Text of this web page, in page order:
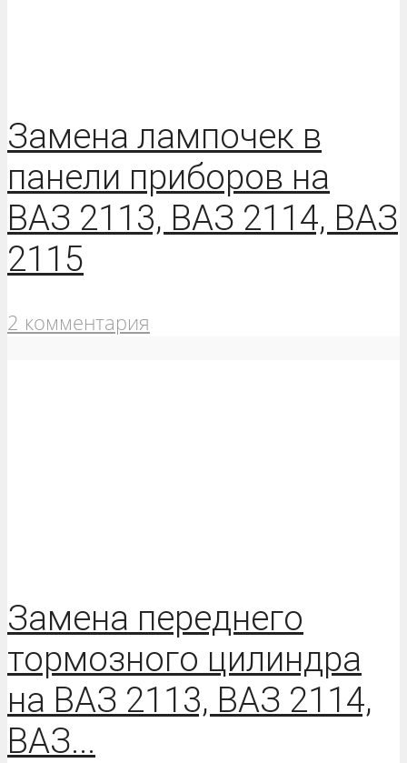
Замена лампочек в
панели приборов на
ВАЗ 2113, ВАЗ 2114, ВАЗ
2115
2 комментария
Замена переднего
тормозного цилиндра
на ВАЗ 2113, ВАЗ 2114,
ВАЗ...